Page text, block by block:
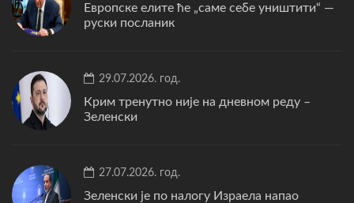
Европске елите ће „саме себе уништити“ —
руски посланик
29.07.2026. год.
Крим тренутно није на дневном реду –
Зеленски
27.07.2026. год.
Зеленски је по налогу Израела напао